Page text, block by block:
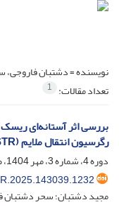
نویسنده =دشتبان فاروجی،
تعداد مقالات: 1
بررسی اثر آستانه‌ای
رگرسیون انتقال ملایم (STR)
دوره 4، شماره 3، مهر 1404، صفحه
مجید دشتبان؛ سحر دشتبان